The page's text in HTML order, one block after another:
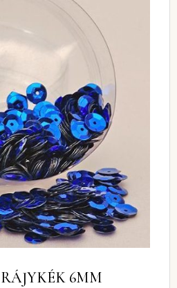
26-020 KIRÁJYKÉK 6MM